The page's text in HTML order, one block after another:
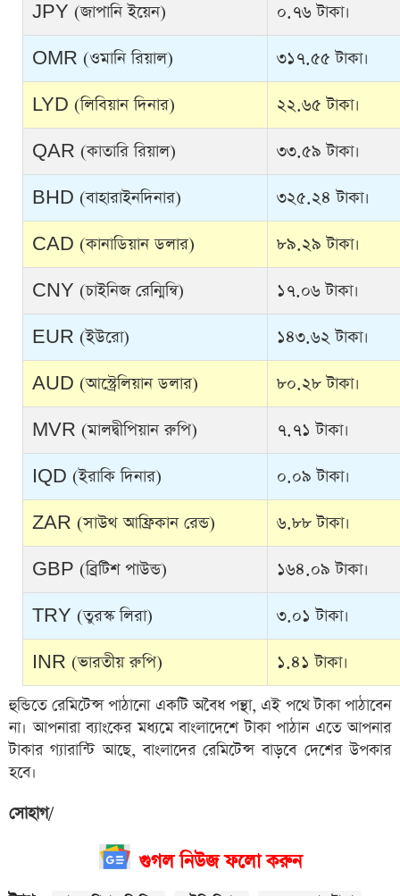
JPY (জাপানি ইয়েন) ০.৭৬ টাকা।
OMR (ওমানি রিয়াল) ৩১৭.৫৫ টাকা।
LYD (লিবিয়ান দিনার) ২২.৬৫ টাকা।
QAR (কাতারি রিয়াল) ৩৩.৫৯ টাকা।
BHD (বাহারাইনদিনার) ৩২৫.২৪ টাকা।
CAD (কানাডিয়ান ডলার) ৮৯.২৯ টাকা।
CNY (চাইনিজ রেন্মিন্বি) ১৭.০৬ টাকা।
EUR (ইউরো) ১৪৩.৬২ টাকা।
AUD (আস্ট্রেলিয়ান ডলার) ৮০.২৮ টাকা।
MVR (মালদ্বীপিয়ান রুপি) ৭.৭১ টাকা।
IQD (ইরাকি দিনার) ০.০৯ টাকা।
ZAR (সাউথ আফ্রিকান রেন্ড) ৬.৮৮ টাকা।
GBP (ব্রিটিশ পাউন্ড) ১৬৪.০৯ টাকা।
TRY (তুরস্ক লিরা) ৩.০১ টাকা।
INR (ভারতীয় রুপি) ১.৪১ টাকা।
হুন্ডিতে রেমিটেন্স পাঠানো একটি অবৈধ পন্থা, এই পথে টাকা পাঠাবেন
না। আপনারা ব্যাংকের মধ্যমে বাংলাদেশে টাকা পাঠান এতে আপনার
টাকার গ্যারান্টি আছে, বাংলাদের রেমিটেন্স বাড়বে দেশের উপকার
হবে।
সোহাগ/
গুগল নিউজ ফলো করুন